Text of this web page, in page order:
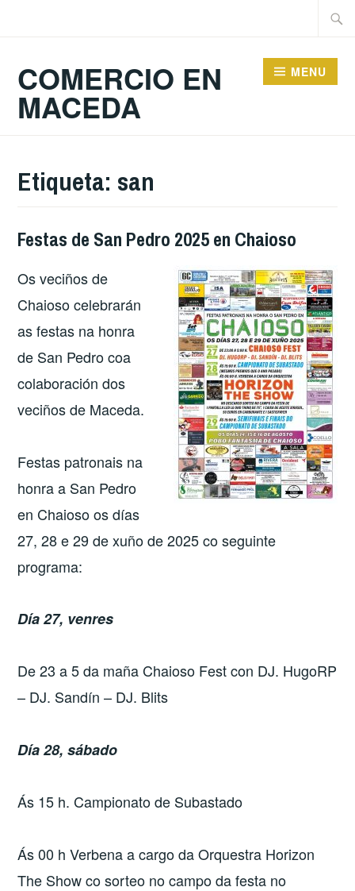
COMERCIO EN
MACEDA
MENU
Etiqueta: san
Festas de San Pedro 2025 en Chaioso
Os veciños de
Chaioso celebrarán
as festas na honra
de San Pedro coa
colaboración dos
veciños de Maceda.
Festas patronais na
honra a San Pedro
en Chaioso os días
27, 28 e 29 de xuño de 2025 co seguinte
programa:
Día 27, venres
De 23 a 5 da maña Chaioso Fest con DJ. HugoRP
– DJ. Sandín – DJ. Blits
Día 28, sábado
Ás 15 h. Campionato de Subastado
Ás 00 h Verbena a cargo da Orquestra Horizon
The Show co sorteo no campo da festa no